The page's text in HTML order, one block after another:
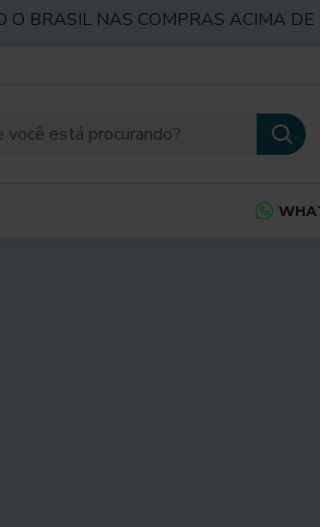
O BRASIL NAS COMPRAS ACIMA